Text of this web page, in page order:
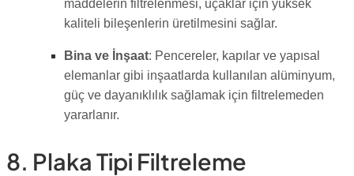
maddelerin filtrelenmesi, uçaklar için yüksek
kaliteli bileşenlerin üretilmesini sağlar.
Bina ve İnşaat: Pencereler, kapılar ve yapısal
elemanlar gibi inşaatlarda kullanılan alüminyum,
güç ve dayanıklılık sağlamak için filtrelemeden
yararlanır.
8. Plaka Tipi Filtreleme